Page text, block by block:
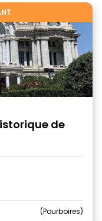
de
Pourboires